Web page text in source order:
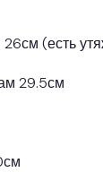
26см (есть
29.5см